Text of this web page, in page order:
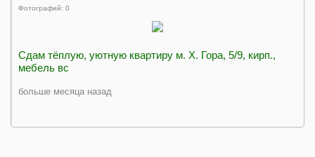
Фотографий: 0
Сдам тёплую, уютную квартиру м. Х. Гора, 5/9, кирп.,
мебель вс
больше месяца назад